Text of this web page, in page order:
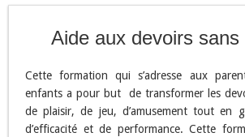
Aide aux devoirs sans
Cette formation qui s’adresse aux
enfants a pour but de transformer les
de plaisir, de jeu, d’amusement tout en
d’efficacité et de performance. Cette